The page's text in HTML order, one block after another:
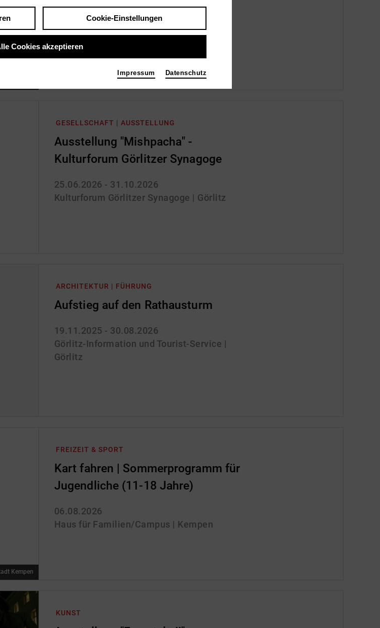
Clemens-Sels-Museum | Neuss
GESELLSCHAFT | AUSSTELLUNG
Ausstellung "Mishpacha" -
Kulturforum Görlitzer Synagoge
25.06.2026 - 31.10.2026
Kulturforum Görlitzer Synagoge | Görlitz
ARCHITEKTUR | FÜHRUNG
Aufstieg auf den Rathausturm
19.11.2025 - 30.08.2026
Görlitz-Information und Tourist-Service |
Görlitz
FREIZEIT & SPORT
Kart fahren | Sommerprogramm für
Jugendliche (11-18 Jahre)
06.08.2026
Haus für Familien/Campus | Kempen
Kempen
KUNST
Cookie-Einstellungen
Cookies akzeptieren
Impressum Datenschutz